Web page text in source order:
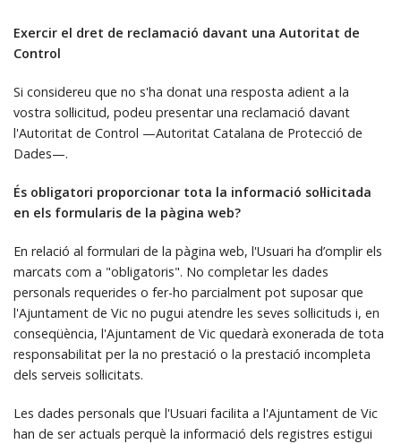
Exercir el dret de reclamació davant una Autoritat de
Control
Si considereu que no s'ha donat una resposta adient a la
vostra sol·licitud, podeu presentar una reclamació davant
l'Autoritat de Control —Autoritat Catalana de Protecció de
Dades—.
És obligatori proporcionar tota la informació sol·licitada
en els formularis de la pàgina web?
En relació al formulari de la pàgina web, l'Usuari ha d’omplir els
marcats com a "obligatoris". No completar les dades
personals requerides o fer-ho parcialment pot suposar que
l'Ajuntament de Vic no pugui atendre les seves sol·licituds i, en
conseqüència, l'Ajuntament de Vic quedarà exonerada de tota
responsabilitat per la no prestació o la prestació incompleta
dels serveis sol·licitats.
Les dades personals que l'Usuari facilita a l'Ajuntament de Vic
han de ser actuals perquè la informació dels registres estigui